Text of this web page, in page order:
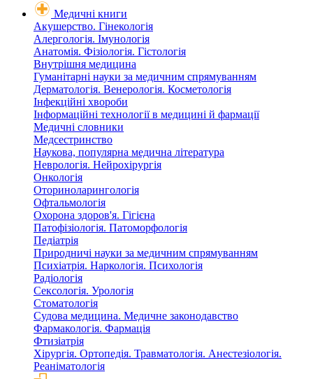
Медичні книги
Акушерство. Гінекологія
Алергологія. Імунологія
Анатомія. Фізіологія. Гістологія
Внутрішня медицина
Гуманітарні науки за медичним спрямуванням
Дерматологія. Венерологія. Косметологія
Інфекційні хвороби
Інформаційні технології в медицині й фармації
Медичні словники
Медсестринство
Наукова, популярна медична література
Неврологія. Нейрохірургія
Онкологія
Оториноларингологія
Офтальмологія
Охорона здоров'я. Гігієна
Патофізіологія. Патоморфологія
Педіатрія
Природничі науки за медичним спрямуванням
Психіатрія. Наркологія. Психологія
Радіологія
Сексологія. Урологія
Стоматологія
Судова медицина. Медичне законодавство
Фармакологія. Фармація
Фтизіатрія
Хірургія. Ортопедія. Травматологія. Анестезіологія.
Реаніматологія